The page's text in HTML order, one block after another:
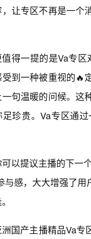
让专区不再是一个
得一提的是Va专区
到一种被重视的🔥
句温暖的问候。这
足珍贵。Va专区通
以提议主播的下一
与感，大大增强了
洲国产主播精品Va专